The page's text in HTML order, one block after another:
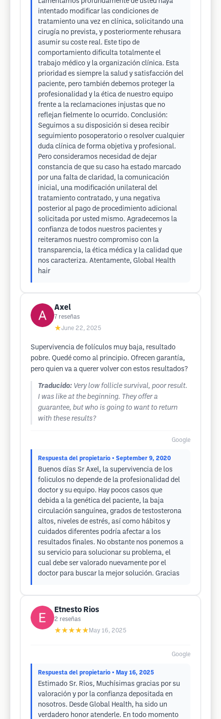
intentado modificar las condiciones de
tratamiento una vez en clínica, solicitando una
cirugía no prevista, y posteriormente rehusara
asumir su coste real. Este tipo de
comportamiento dificulta totalmente el
trabajo médico y la organización clínica. Esta
prioridad es siempre la salud y satisfacción del
paciente, pero también debemos proteger la
profesionalidad y la ética de nuestro equipo
frente a la reclamaciones injustas que no
reflejan fielmente lo ocurrido. Conclusión:
Seguimos a su disposición si desea recibir
seguimiento posoperatorio o resolver cualquier
duda clínica de forma objetiva y profesional.
Pero consideramos necesidad de dejar
constancia de que su caso ha estado marcado
por una falta de claridad, la comunicación
inicial, una modificación unilateral del
tratamiento contratado, y una negativa
posterior al pago de procedimiento adicional
solicitada por usted mismo. Agradecemos la
confianza de todos nuestros pacientes y
reiteramos nuestro compromiso con la
transparencia, la ética médica y la calidad que
nos caracteriza. Atentamente, Global Health
hair
Axel
7 reseñas
★June 22, 2025
Supervivencia de folículos muy baja, resultado
pobre. Quedé como al principio. Ofrecen garantía,
pero quien va a querer volver con estos resultados?
Traducido: Very low follicle survival, poor result.
I was like at the beginning. They offer a
guarantee, but who is going to want to return
with these results?
Google
Respuesta del propietario • September 9, 2020
Buenos días Sr Axel, la supervivencia de los
foliculos no depende de la profesionalidad del
doctor y su equipo. Hay pocos casos que
debida a la genética del paciente, la baja
circulación sanguínea, grados de testosterona
altos, niveles de estrés, así como hábitos y
cuidados diferentes podría afectar a los
resultados finales. No obstante nos ponemos a
su servicio para solucionar su problema, el
cual debe ser valorado nuevamente por el
doctor para buscar la mejor solución. Gracias
Etnesto Rios
2 reseñas
★★★★★ May 16, 2025
Google
Respuesta del propietario • May 16, 2025
Estimado Sr. Rios, Muchísimas gracias por su
valoración y por la confianza depositada en
nosotros. Desde Global Health, ha sido un
verdadero honor atenderle. En todo momento